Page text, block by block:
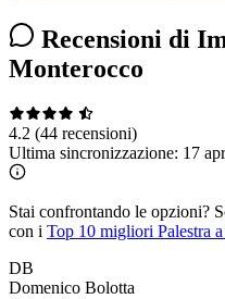
Recensioni di
Monterocco
4.2 (44 recensioni)
Ultima sincronizzazione: 17
Stai confrontando le opzioni?
con i Top 10 migliori Palestra
DB
Domenico Bolotta